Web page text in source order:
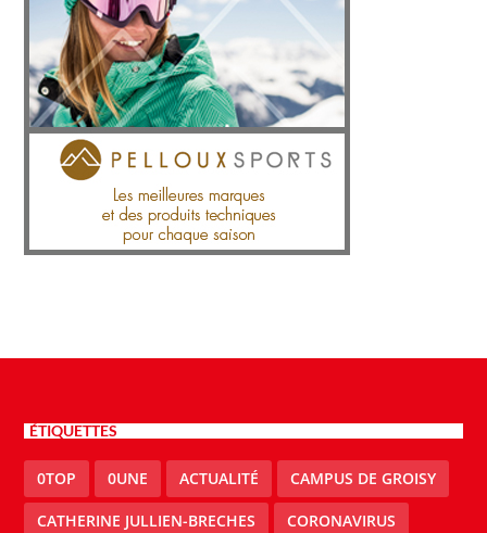
ÉTIQUETTES
0TOP 0UNE ACTUALITÉ CAMPUS DE GROISY
CATHERINE JULLIEN-BRECHES CORONAVIRUS